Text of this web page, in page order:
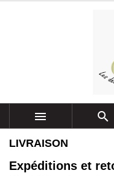
 
LIVRAISON
Expéditions et